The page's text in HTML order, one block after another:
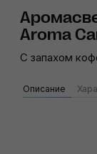
Aroma
С запахом
Описание